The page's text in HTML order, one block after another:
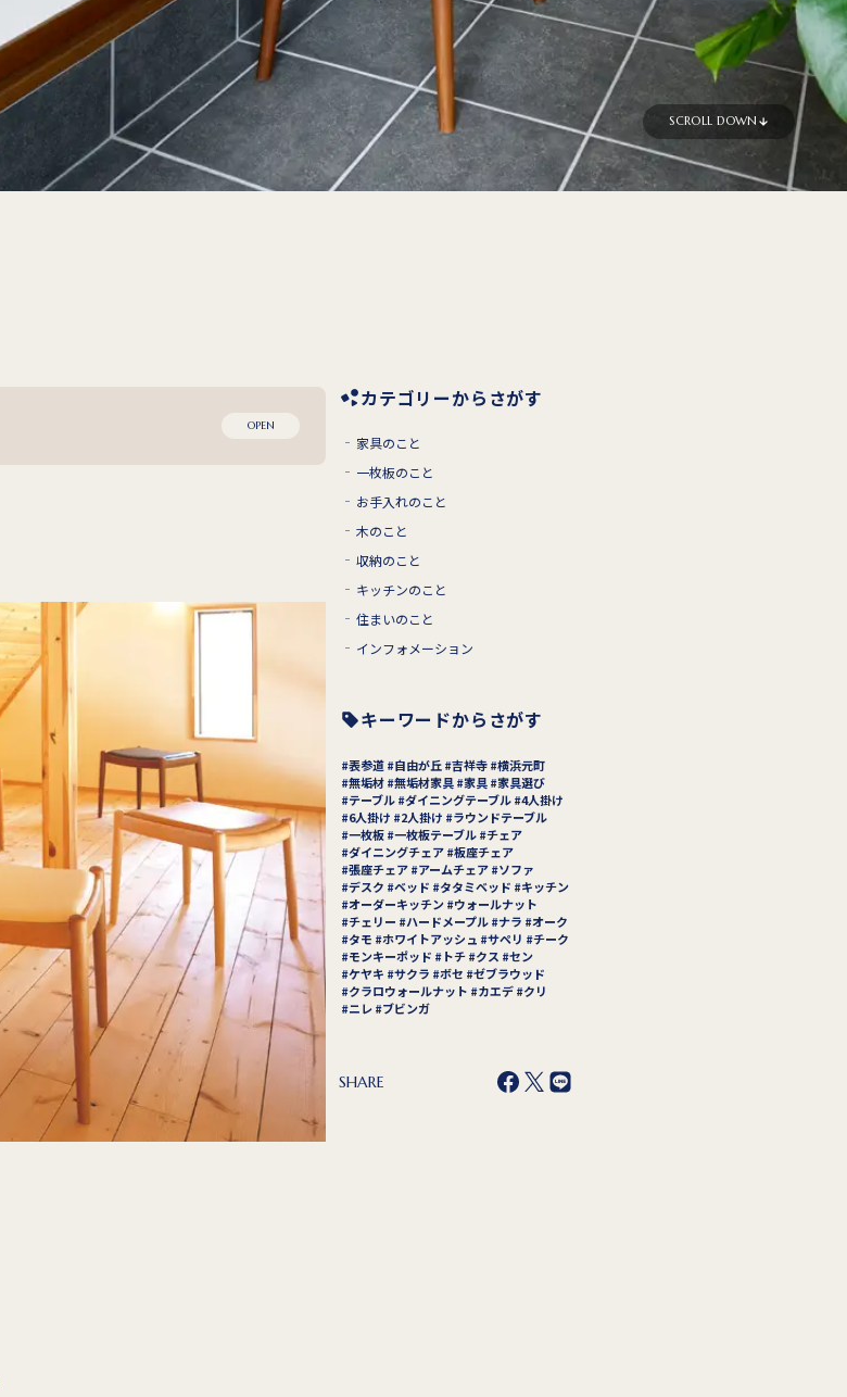
SCROLL DOWN
OPEN
カテゴリーからさがす
家具のこと
一枚板のこと
お手入れのこと
木のこと
収納のこと
キッチンのこと
住まいのこと
インフォメーション
キーワードからさがす
表参道 自由が丘 吉祥寺 横浜元町
無垢材 無垢材家具 家具
家具選び
テーブル ダイニングテーブル 4人掛け
6人掛け
2人掛け
ラウンドテーブル
一枚板 一枚板テーブル チェア
ダイニングチェア 板座チェア
張座チェア
アームチェア
ソファ
デスク
ベッド タタミベッド
キッチン
オーダーキッチン
ウォールナット
チェリー
ハードメープル ナラ
オーク
タモ
ホワイトアッシュ サペリ
チーク
モンキーポッド
トチ クス
セン
ケヤキ
サクラ ボセ
ゼブラウッド
クラロウォールナット
カエデ
クリ
ニレ
ブビンガ
SHARE